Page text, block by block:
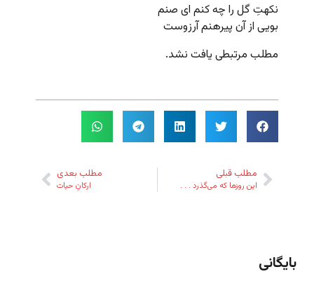
نکهتِ گل را چه کنم ای صنم
بویی از آن پیرهنم آرزوست
مطلب مرتبطی یافت نشد.
مطلب قبلی
این روزها که می‌گذرد . . .
مطلب بعدی
ارکانِ حیات
بایگانی